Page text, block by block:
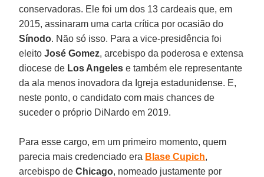
conservadoras. Ele foi um dos 13 cardeais que, em
2015, assinaram uma carta crítica por ocasião do
Sínodo. Não só isso. Para a vice-presidência foi
eleitoJosé Gomez, arcebispo da poderosa e extensa
diocese de Los Angeles e também ele representante
da ala menos inovadora da Igreja estadunidense. E,
neste ponto, o candidato com mais chances de
suceder o próprio DiNardo em 2019.
Para esse cargo, em um primeiro momento, quem
parecia mais credenciado era Blase Cupich,
arcebispo deChicago, nomeado justamente por